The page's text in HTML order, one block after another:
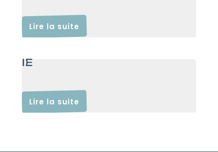
Lire la suite
IE
Lire la suite